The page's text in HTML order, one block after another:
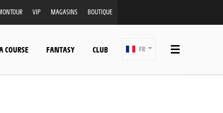
VIP MAGASINS BOUTIQUE
COURSE FANTASY CLUB FR